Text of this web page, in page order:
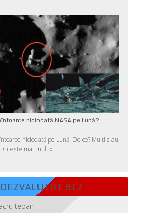
niciodată NASA pe Lună?
niciodată pe Lună! De ce? Mulţi s-au
Citește mai mult »
DEZVALUIRI BIZ
teban